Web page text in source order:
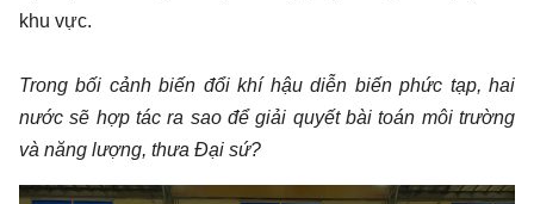
khu vực.
Trong bối cảnh biến đổi khí hậu diễn biến phức tạp, hai
nước sẽ hợp tác ra sao để giải quyết bài toán môi trường
và năng lượng, thưa Đại sứ?